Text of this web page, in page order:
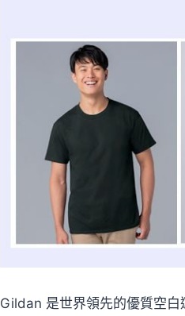
Gildan 是世界領先的優質空白